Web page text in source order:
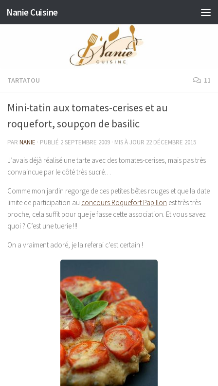
Skip to content
Nanie Cuisine
TARTATOU 11
Mini-tatin aux tomates-cerises et au
roquefort, soupçon de basilic
PAR NANIE · PUBLIÉ 2 SEPTEMBRE 2009 · MIS À JOUR 22 DÉCEMBRE 2015
J’avais déjà réalisé une tarte avec des tomates-cerises, mais pas très
convaincue par le côté très sucré…
Comme mon jardin regorge de ces petites bêtes rouges et que la date
limite de participation au concours Roquefort Papillon est très très
proche, cela suffit pour que je fasse cette association. Et vous savez
quoi ? C’est une tuerie !!!
On a vraiment adoré, je la referai c’est certain !